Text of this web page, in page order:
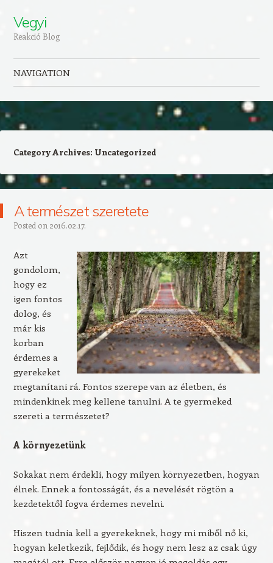
Vegyi
Reakció Blog
NAVIGATION
Category Archives: Uncategorized
A természet szeretete
Posted on 2016.02.17.
Azt
gondolom,
hogy ez
igen fontos
dolog, és
már kis
korban
érdemes a
gyerekeket
megtanítani rá. Fontos szerepe van az életben, és
mindenkinek meg kellene tanulni. A te gyermeked
szereti a természetet?
A környezetünk
Sokakat nem érdekli, hogy milyen környezetben, hogyan
élnek. Ennek a fontosságát, és a nevelését rögtön a
kezdetektől fogva érdemes nevelni.
Hiszen tudnia kell a gyerekeknek, hogy mi miből nő ki,
hogyan keletkezik, fejlődik, és hogy nem lesz az csak úgy